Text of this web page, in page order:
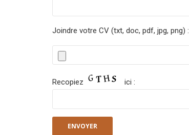
Joindre votre CV (txt, doc, pdf, jpg, png) :
Recopiez ici :